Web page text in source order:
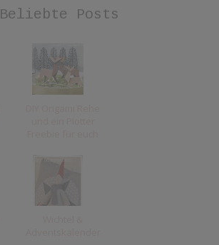
Beliebte Posts